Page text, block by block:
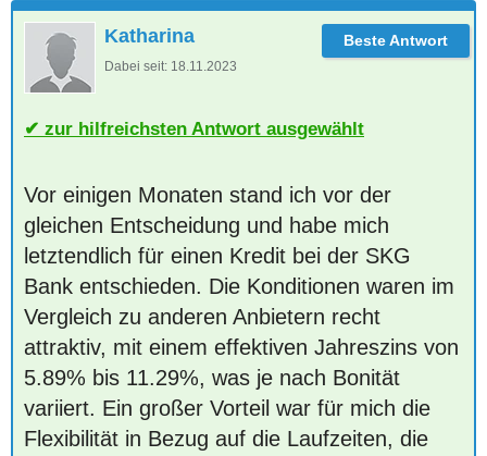
Katharina
Dabei seit: 18.11.2023
zur hilfreichsten Antwort ausgewählt
Vor einigen Monaten stand ich vor der
gleichen Entscheidung und habe mich
letztendlich für einen Kredit bei der SKG
Bank entschieden. Die Konditionen waren im
Vergleich zu anderen Anbietern recht
attraktiv, mit einem effektiven Jahreszins von
5.89% bis 11.29%, was je nach Bonität
variiert. Ein großer Vorteil war für mich die
Flexibilität in Bezug auf die Laufzeiten, die